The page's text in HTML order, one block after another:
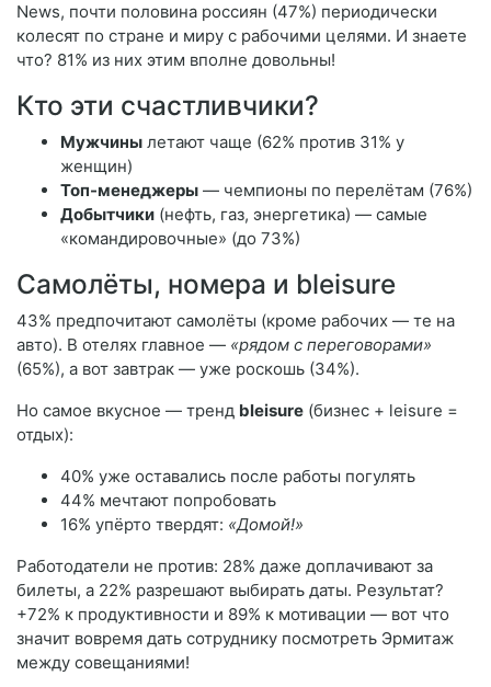
News, почти половина россиян (47%) периодически
колесят по стране и миру с рабочими целями. И знаете
что? 81% из них этим вполне довольны!
Кто эти счастливчики?
Мужчины летают чаще (62% против 31% у
женщин)
Топ-менеджеры — чемпионы по перелётам (76%)
Добытчики (нефть, газ, энергетика) — самые
«командировочные» (до 73%)
Самолёты, номера и bleisure
43% предпочитают самолёты (кроме рабочих — те на
авто). В отелях главное — «рядом с переговорами»
(65%), а вот завтрак — уже роскошь (34%).
Но самое вкусное — тренд bleisure (бизнес + leisure =
отдых):
40% уже оставались после работы погулять
44% мечтают попробовать
16% упёрто твердят: «Домой!»
Работодатели не против: 28% даже доплачивают за
билеты, а 22% разрешают выбирать даты. Результат?
+72% к продуктивности и 89% к мотивации — вот что
значит вовремя дать сотруднику посмотреть Эрмитаж
между совещаниями!